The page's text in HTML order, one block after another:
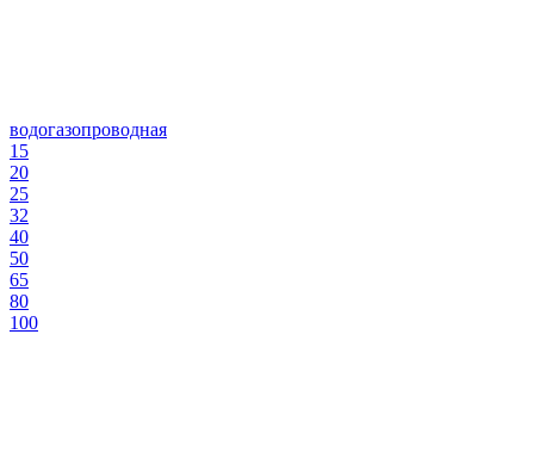
водогазопроводная
15
20
25
32
40
50
65
80
100